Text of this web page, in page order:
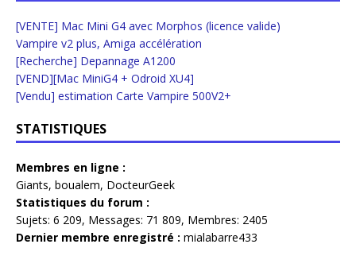
[VENTE] Mac Mini G4 avec Morphos (licence valide)
Vampire v2 plus, Amiga accélération
[Recherche] Depannage A1200
[VEND][Mac MiniG4 + Odroid XU4]
[Vendu] estimation Carte Vampire 500V2+
STATISTIQUES
Membres en ligne :
Giants, boualem, DocteurGeek
Statistiques du forum :
Sujets: 6 209, Messages: 71 809, Membres: 2405
Dernier membre enregistré : mialabarre433